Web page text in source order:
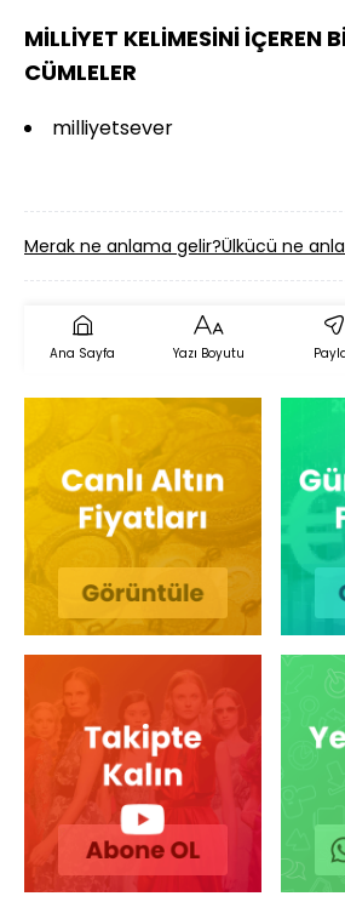
MİLLİYET KELİMESİNİ İÇEREN
CÜMLELER
milliyetsever
Merak ne anlama gelir?Ülkücü ne
Ana Sayfa Yazı Boyutu